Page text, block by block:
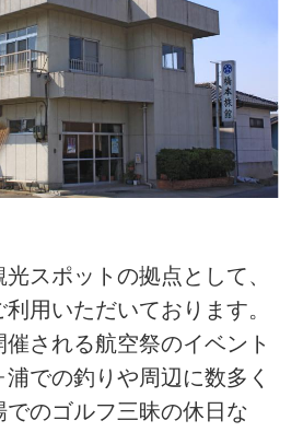
スポットの拠点として、
用いただいております。
される航空祭のイベント
での釣りや周辺に数多く
でのゴルフ三昧の休日な